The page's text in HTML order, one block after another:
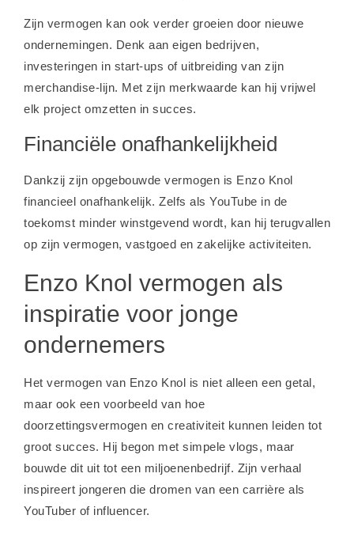
Zijn vermogen kan ook verder groeien door nieuwe
ondernemingen. Denk aan eigen bedrijven,
investeringen in start-ups of uitbreiding van zijn
merchandise-lijn. Met zijn merkwaarde kan hij vrijwel
elk project omzetten in succes.
Financiële onafhankelijkheid
Dankzij zijn opgebouwde vermogen is Enzo Knol
financieel onafhankelijk. Zelfs als YouTube in de
toekomst minder winstgevend wordt, kan hij terugvallen
op zijn vermogen, vastgoed en zakelijke activiteiten.
Enzo Knol vermogen als
inspiratie voor jonge
ondernemers
Het vermogen van Enzo Knol is niet alleen een getal,
maar ook een voorbeeld van hoe
doorzettingsvermogen en creativiteit kunnen leiden tot
groot succes. Hij begon met simpele vlogs, maar
bouwde dit uit tot een miljoenenbedrijf. Zijn verhaal
inspireert jongeren die dromen van een carrière als
YouTuber of influencer.